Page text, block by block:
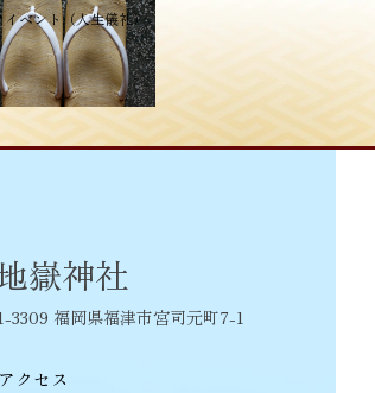
イベント（人生儀礼）
嶽神社
3309 福岡県福津市宮司元町7-1
クセス